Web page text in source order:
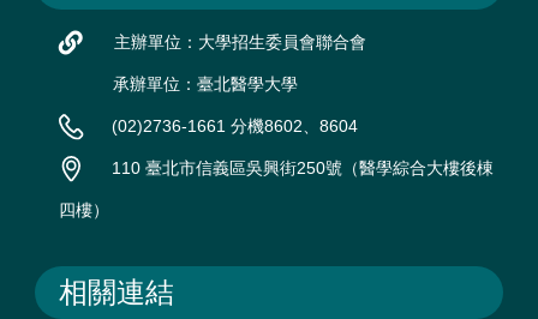
主辦單位：大學招生委員會聯合會
承辦單位：臺北醫學大學
(02)2736-1661 分機8602、8604
110 臺北市信義區吳興街250號（醫學綜合大樓後棟
四樓）
相關連結